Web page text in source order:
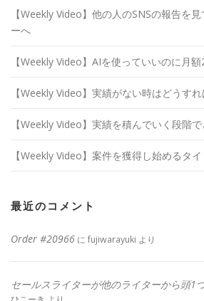
【Weekly Video】他の人のSNSの報告を
ーへ
【Weekly Video】AIを使っていいのに月
【Weekly Video】実績がない時はどうすれ
【Weekly Video】実績を積んでいく段階
【Weekly Video】案件を獲得し始めるタ
最近のコメント
Order #20966 に fujiwarayuki より
セールスライターが他のライターから頭1